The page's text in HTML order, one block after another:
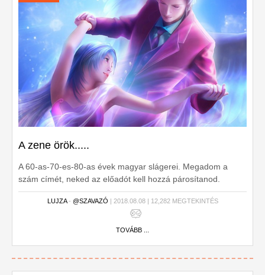
A zene örök.....
A 60-as-70-es-80-as évek magyar slágerei. Megadom a
szám címét, neked az előadót kell hozzá párosítanod.
LUJZA- @SZAVAZÓ | 2018.08.08 | 12,282 MEGTEKINTÉS
TOVÁBB ...